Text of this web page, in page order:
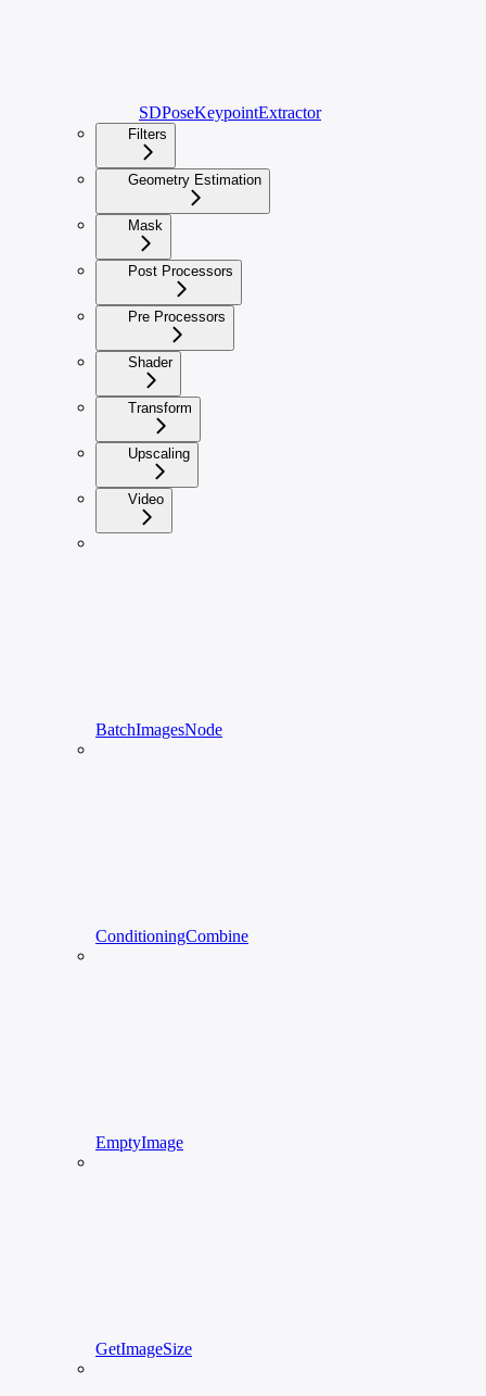
SDPoseKeypointExtractor
Filters
Geometry Estimation
Mask
Post Processors
Pre Processors
Shader
Transform
Upscaling
Video
BatchImagesNode
ConditioningCombine
EmptyImage
GetImageSize